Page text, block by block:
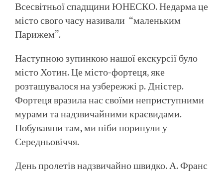
Всесвітньої спадщини ЮНЕСКО. Недарма це
місто свого часу називали “маленьким
Парижем”.
Наступною зупинкою нашої екскурсії було
місто Хотин. Це місто-фортеця, яке
розташувалося на узбережжі р. Дністер.
Фортеця вразила нас своїми неприступними
мурами та надзвичайними краєвидами.
Побувавши там, ми ніби поринули у
Середньовіччя.
День пролетів надзвичайно швидко. А. Франс